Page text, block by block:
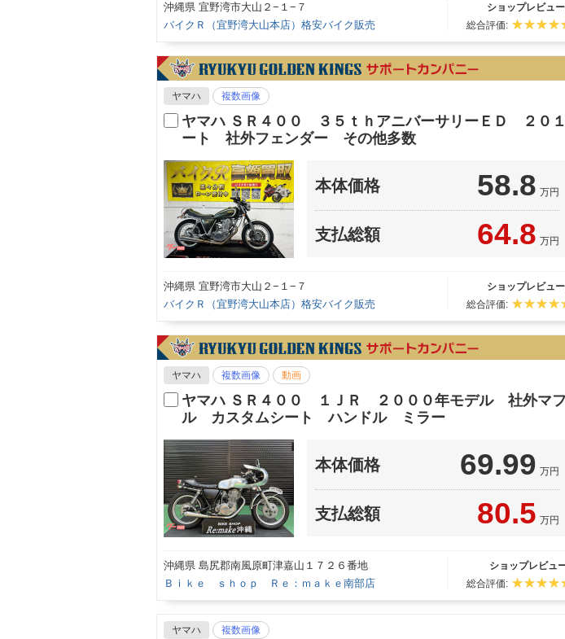
沖縄県 宜野湾市大山２−１−７
バイクＲ（宜野湾大山本店）格安バイク販売
ショップレビュ
総合評価:
ヤマハ 複数画像
ヤマハ ＳＲ４００ ３５ｔｈアニバーサリーＥＤ ２
ート 社外フェンダー その他多数
本体価格 58.8 万円
支払総額 64.8 万円
沖縄県 宜野湾市大山２−１−７
バイクＲ（宜野湾大山本店）格安バイク販売
ショップレビュ
総合評価:
ヤマハ 複数画像 動画
ヤマハ ＳＲ４００ １ＪＲ ２０００年モデル 社外マ
ル カスタムシート ハンドル ミラー
本体価格 69.99 万円
支払総額 80.5 万円
沖縄県 島尻郡南風原町津嘉山１７２６番地
Ｂｉｋｅ ｓｈｏｐ Ｒｅ：ｍａｋｅ南部店
ショップレビュ
総合評価:
ヤマハ 複数画像